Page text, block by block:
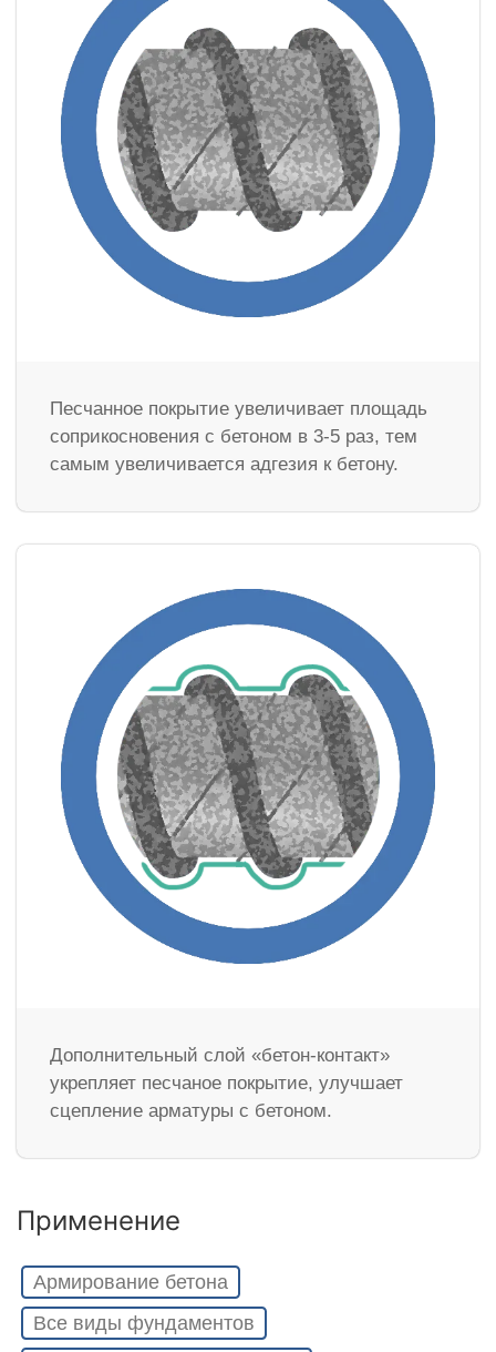
Песчанное покрытие увеличивает площадь
соприкосновения с бетоном в 3-5 раз, тем
самым увеличивается адгезия к бетону.
Дополнительный слой «бетон-контакт»
укрепляет песчаное покрытие, улучшает
сцепление арматуры с бетоном.
Применение
Армирование бетона
Все виды фундаментов